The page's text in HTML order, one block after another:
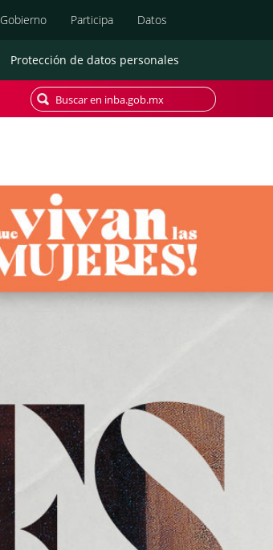
Gobierno Participa Datos
Protección de datos personales